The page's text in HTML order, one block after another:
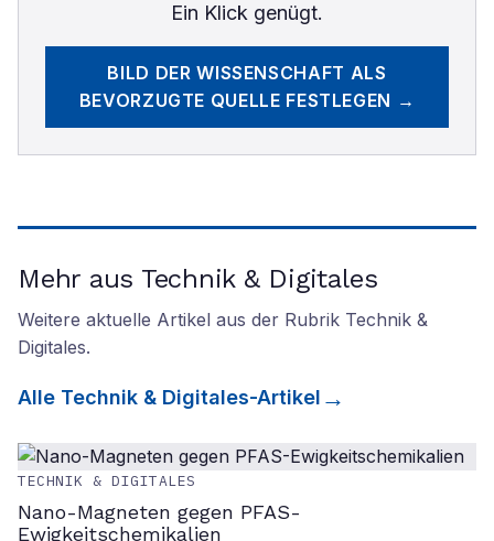
Ein Klick genügt.
BILD DER WISSENSCHAFT ALS
BEVORZUGTE QUELLE FESTLEGEN →
Mehr aus Technik & Digitales
Weitere aktuelle Artikel aus der Rubrik Technik &
Digitales.
Alle Technik & Digitales-Artikel
TECHNIK & DIGITALES
Nano-Magneten gegen PFAS-
Ewigkeitschemikalien